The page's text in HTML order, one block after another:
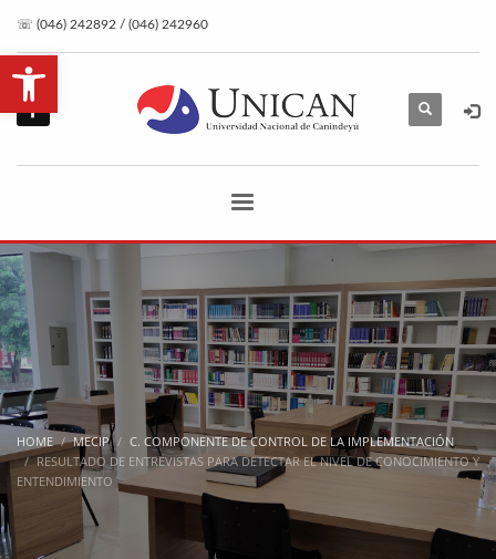
Open toolbar
☏ (046) 242892 / (046) 242960
HOME MECIP
C. COMPONENTE DE CONTROL DE LA IMPLEMENTACIÓN
RESULTADO DE ENTREVISTAS PARA DETECTAR EL NIVEL DE CONOCIMIENTO Y
ENTENDIMIENTO